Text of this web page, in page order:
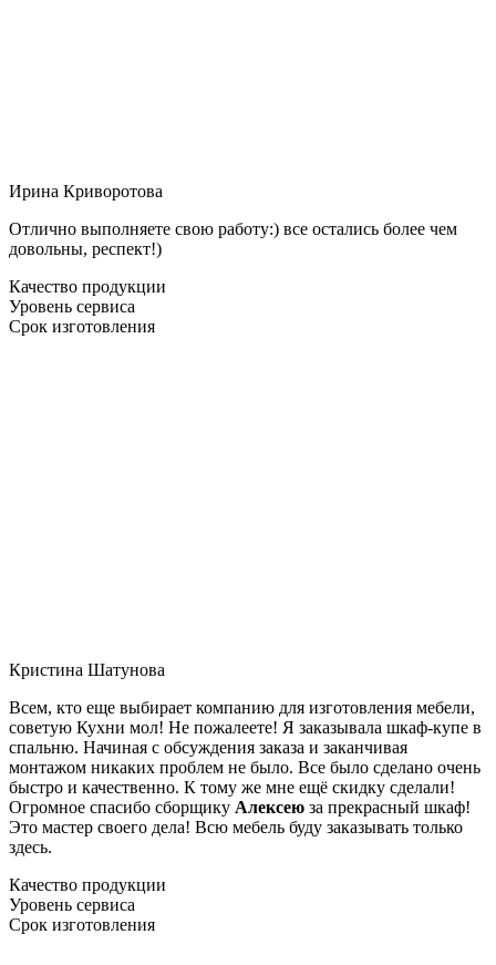
Ирина Криворотова
Отлично выполняете свою работу:) все остались более чем
довольны, респект!)
Качество продукции
Уровень сервиса
Срок изготовления
Кристина Шатунова
Всем, кто еще выбирает компанию для изготовления мебели,
советую Кухни мол! Не пожалеете! Я заказывала шкаф-купе в
спальню. Начиная с обсуждения заказа и заканчивая
монтажом никаких проблем не было. Все было сделано очень
быстро и качественно. К тому же мне ещё скидку сделали!
Огромное спасибо сборщику Алексею за прекрасный шкаф!
Это мастер своего дела! Всю мебель буду заказывать только
здесь.
Качество продукции
Уровень сервиса
Срок изготовления